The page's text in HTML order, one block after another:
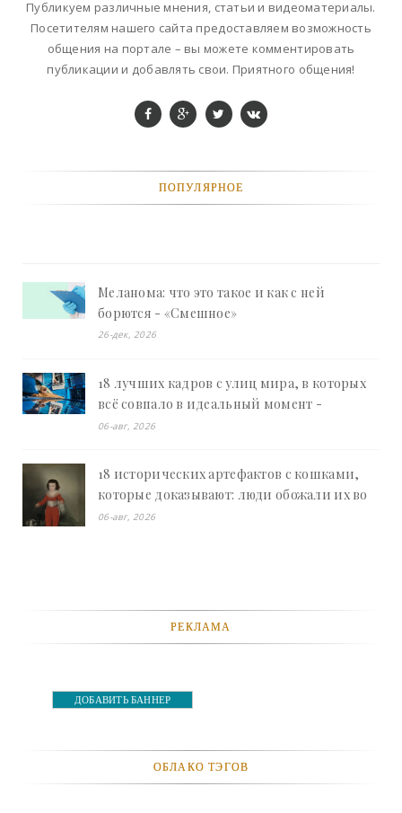
Публикуем различные мнения, статьи и видеоматериалы.
Посетителям нашего сайта предоставляем возможность
общения на портале – вы можете комментировать
публикации и добавлять свои. Приятного общения!
ПОПУЛЯРНОЕ
Меланома: что это такое и как с ней
борются - «Смешное»
26-дек, 2026
18 лучших кадров с улиц мира, в которых
всё совпало в идеальный момент -
«Смешное»
06-авг, 2026
18 исторических артефактов с кошками,
которые доказывают: люди обожали их во
все времена - «Смешное»
06-авг, 2026
РЕКЛАМА
ДОБАВИТЬ БАННЕР
ОБЛАКО ТЭГОВ